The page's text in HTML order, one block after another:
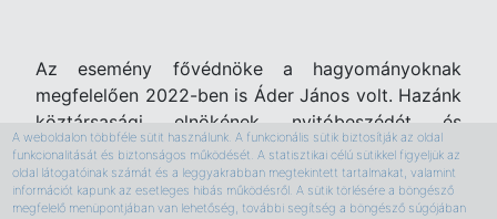
Az esemény fővédnöke a hagyományoknak
megfelelően 2022-ben is Áder János volt. Hazánk
köztársasági elnökének nyitóbeszédét és
tanóráját április 25-én 11 órakor a
Fenntarthatósági Témahét weboldalán
közvetítették.
A weboldalon többféle sütit használunk. A funkcionális sütik biztosítják az oldal
funkcionalitását és biztonságos működését. A statisztikai célú sütikkel figyeljük az
oldal látogatóinak számát és a leggyakrabban megtekintett tartalmakat, valamint
információt kapunk az esetleges hibás működésről. A sütik törlésére a böngésző
megfelelő menüpontjában van lehetőség, további segítség a böngésző súgójában